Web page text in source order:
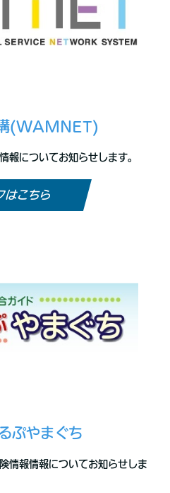
(WAMNET)
報についてお知らせします。
はこちら
ぷやまぐち
情報情報についてお知らせしま